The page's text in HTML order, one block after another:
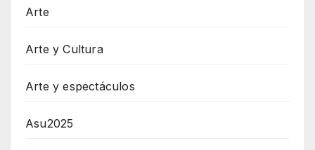
Arte
Arte y Cultura
Arte y espectáculos
Asu2025